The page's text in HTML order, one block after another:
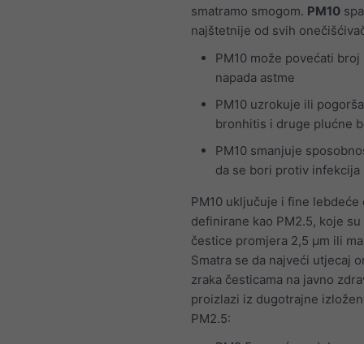
smatramo smogom. PM10
najštetnije od svih
PM10 može povećati
napada astme
PM10 uzrokuje ili
bronhitis i druge plućne
PM10 smanjuje
da se bori protiv infekcija
PM10 uključuje i fine lebdeće
definirane kao PM2.5, koje
čestice promjera 2,5 μm ili
Smatra se da najveći utjecaj
zraka česticama na javno
proizlazi iz dugotrajne
PM2.5: